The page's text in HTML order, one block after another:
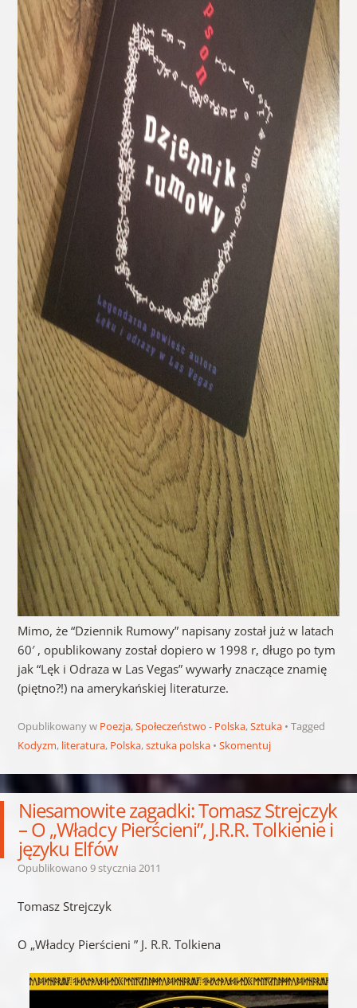
Mimo, że “Dziennik Rumowy” napisany został już w latach
60′ , opublikowany został dopiero w 1998 r, długo po tym
jak “Lęk i Odraza w Las Vegas” wywarły znaczące znamię
(piętno?!) na amerykańskiej literaturze.
Opublikowany w Poezja,Społeczeństwo - Polska,Sztuka
Tagged
Kodyzm, literatura, Polska,sztuka polska Skomentuj
Niesamowite zagadki: Tomasz Strejczyk
– O „Władcy Pierścieni”, J.R.R. Tolkienie i
języku Elfów
Opublikowano 9 stycznia 2011
Tomasz Strejczyk
O „Władcy Pierścieni ” J. R.R. Tolkiena